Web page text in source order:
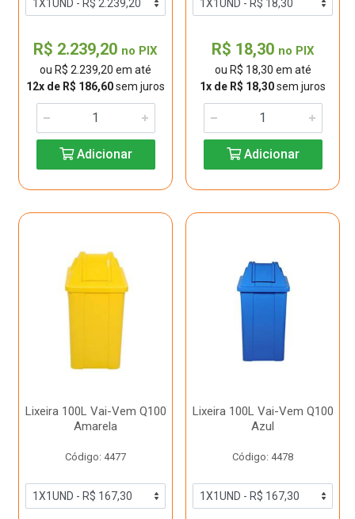
R$ 2.239,20 no PIX
ou R$ 2.239,20 em até
12x de R$ 186,60sem juros
Adicionar
R$ 18,30 no PIX
ou R$ 18,30 em até
1x de R$ 18,30sem juros
Adicionar
Lixeira 100L Vai-Vem Q100
Amarela
Código: 4477
Lixeira 100L Vai-Vem Q100
Azul
Código: 4478